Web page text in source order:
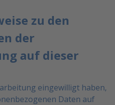
zu den
der
auf dieser
eingewilligt haben,
Daten auf